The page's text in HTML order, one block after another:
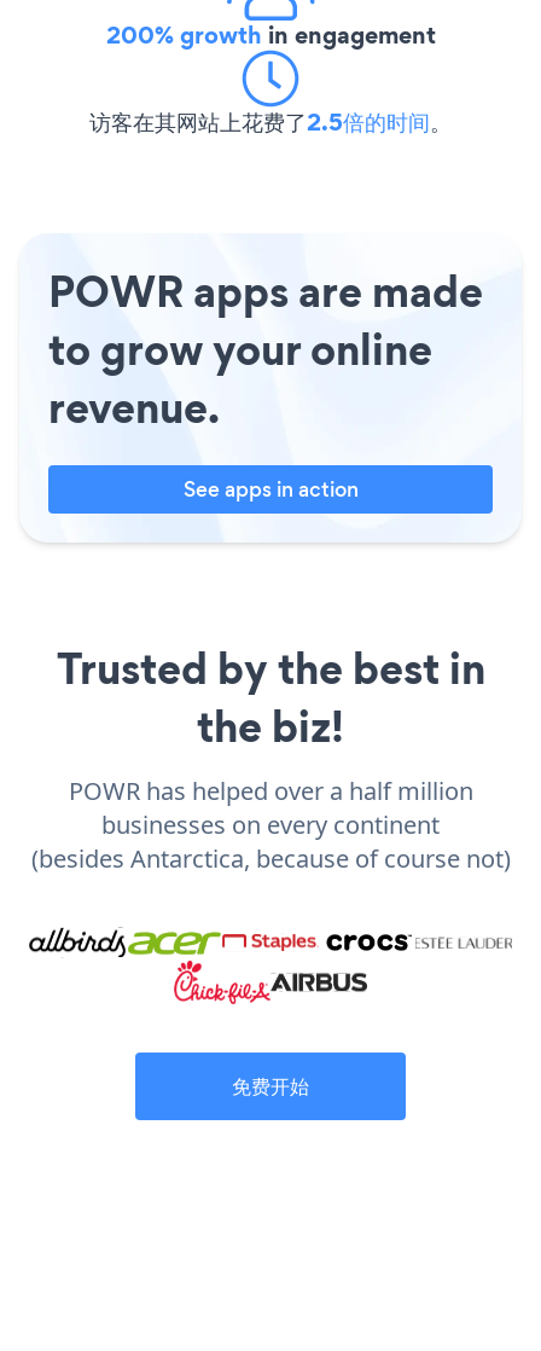
200% growth in engagement
访客在其网站上花费了2.5倍的时间。
POWR apps are made
to grow your online
revenue.
See apps in action
Trusted by the best in
the biz!
POWR has helped over a half million
businesses on every continent
(besides Antarctica, because of course not)
免费开始